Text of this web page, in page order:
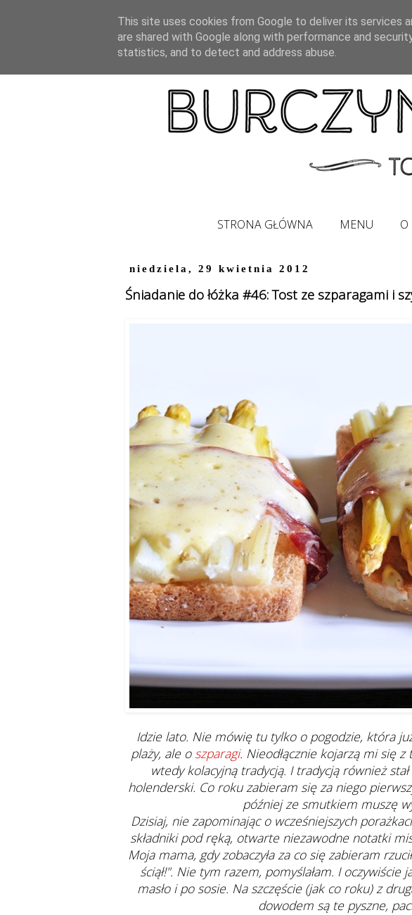
STRONA GŁÓWNA MENU O
niedziela, 29 kwietnia 2012
Śniadanie do łóżka #46: Tost ze szparagami i
Idzie lato. Nie mówię tu tylko o pogodzie, która
plaży, ale o szparagi. Nieodłącznie kojarzą mi się
wtedy kolacyjną tradycją. I tradycją również
holenderski. Co roku zabieram się za niego
później ze smutkiem muszę
Dzisiaj, nie zapominając o wcześniejszych
składniki pod ręką, otwarte niezawodne notatki
Moja mama, gdy zobaczyła za co się zabieram
ściął!". Nie tym razem, pomyślałam. I oczywiście
masło i po sosie. Na szczęście (jak co roku) z
dowodem są te pyszne,
This site uses cookies from Google to deliver its services
are shared with Google along with performance and
statistics, and to detect and address abuse.